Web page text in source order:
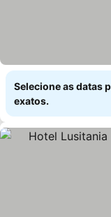
Selecione as datas
exatos.